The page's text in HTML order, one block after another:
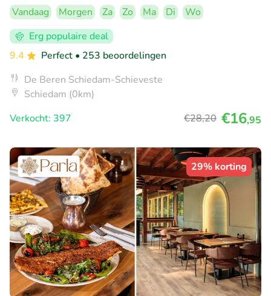
Vandaag Morgen Za Zo Ma Di
Wo
Erg populaire deal
9.4
Perfect • 253 beoordelingen
De Beren Schiedam-Schieveste
Schiedam (0km)
Verkocht: 397
€28,20 €16,95
29% korting